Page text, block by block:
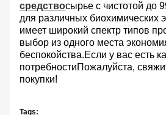
средствосырье с чистотой до
для различных биохимических
имеет широкий спектр типов
выбор из одного места
беспокойства.Если у вас есть
потребностиПожалуйста,
покупки!
Tags: